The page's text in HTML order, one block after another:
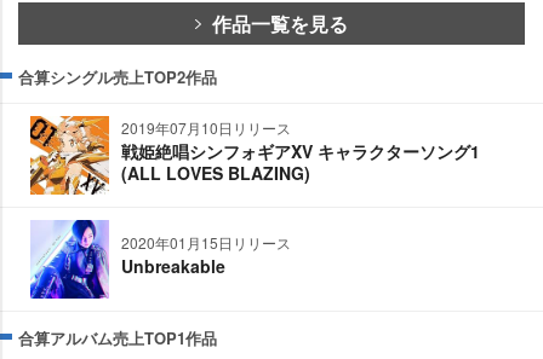
作品一覧を見る
合算シングル売上TOP2作品
2019年07月10日リリース
戦姫絶唱シンフォギアXV キャラクターソング1
(ALL LOVES BLAZING)
2020年01月15日リリース
Unbreakable
合算アルバム売上TOP1作品